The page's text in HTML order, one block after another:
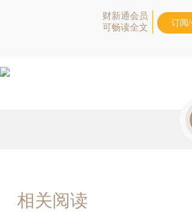
财新通会员
可畅读全文
订阅
相关阅读